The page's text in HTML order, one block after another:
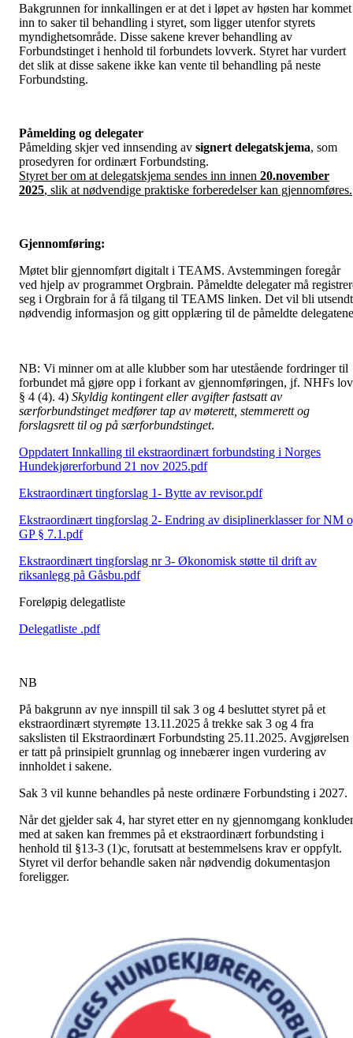
Bakgrunnen for innkallingen er at det i løpet av høsten har kommet
inn to saker til behandling i styret, som ligger utenfor styrets
myndighetsområde. Disse sakene krever behandling av
Forbundstinget i henhold til forbundets lovverk. Styret har vurdert
det slik at disse sakene ikke kan vente til behandling på neste
Forbundsting.
Påmelding og delegater
Påmelding skjer ved innsending av signert delegatskjema, som
prosedyren for ordinært Forbundsting.
Styret ber om at delegatskjema sendes inn innen 20.november
2025, slik at nødvendige praktiske forberedelser kan gjennomføres.
Gjennomføring:
Møtet blir gjennomført digitalt i TEAMS. Avstemmingen foregår
ved hjelp av programmet Orgbrain. Påmeldte delegater må
seg i Orgbrain for å få tilgang til TEAMS linken. Det vil bli utsendt
nødvendig informasjon og gitt opplæring til de påmeldte
NB: Vi minner om at alle klubber som har utestående fordringer til
forbundet må gjøre opp i forkant av gjennomføringen, jf. NHFs lov
§ 4 (4). 4) Skyldig kontingent eller avgifter fastsatt av
særforbundstinget medfører tap av møterett, stemmerett og
forslagsrett til og på særforbundstinget.
Oppdatert Innkalling til ekstraordinært forbundsting i Norges
Hundekjørerforbund 21 nov 2025.pdf
Ekstraordinært tingforslag 1- Bytte av revisor.pdf
Ekstraordinært tingforslag 2- Endring av disiplinerklasser for NM
GP § 7.1.pdf
Ekstraordinært tingforslag nr 3- Økonomisk støtte til drift av
riksanlegg på Gåsbu.pdf
Foreløpig delegatliste
Delegatliste .pdf
NB
På bakgrunn av nye innspill til sak 3 og 4 besluttet styret på et
ekstraordinært styremøte 13.11.2025 å trekke sak 3 og 4 fra
sakslisten til Ekstraordinært Forbundsting 25.11.2025. Avgjørelsen
er tatt på prinsipielt grunnlag og innebærer ingen vurdering av
innholdet i sakene.
Sak 3 vil kunne behandles på neste ordinære Forbundsting i 2027.
Når det gjelder sak 4, har styret etter en ny gjennomgang
med at saken kan fremmes på et ekstraordinært forbundsting i
henhold til §13-3 (1)c, forutsatt at bestemmelsens krav er oppfylt.
Styret vil derfor behandle saken når nødvendig dokumentasjon
foreligger.